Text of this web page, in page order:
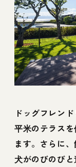
21【湖北（
Yogo Rest
滋賀県は犬
犬とお出か
琵琶湖周辺
いっぱい！
ドッグフレン
平米のテラス
ます。さらに
犬がのびのび